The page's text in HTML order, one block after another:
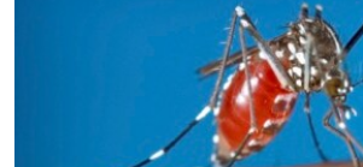
ວິທະຍາສາດ-ເທັກໂນໂລຈີ